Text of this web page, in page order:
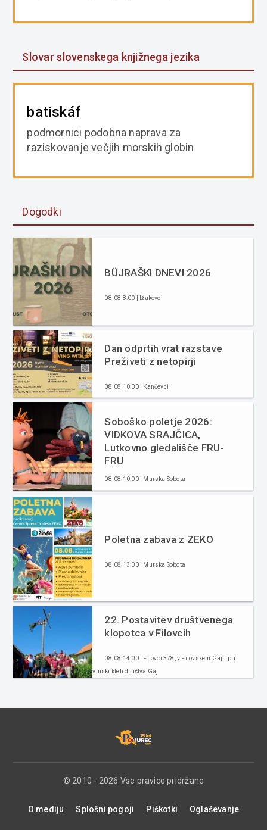
Slovar slovenskega knjižnega jezika
batiskáf
podmornici podobna naprava za
raziskovanje večjih morskih globin
Dogodki
BÜJRAŠKI DNEVI 2026
08.08 8:00 | Ižakovci
Dan odprtih vrat razstave
Preživeti z netopirji
08.08 10:00 | Kančevci
Soboško poletje 2026:
VIDKOVA SRAJČICA,
Lutkovno gledališče FRU-
FRU
08.08 10:00 | Murska Sobota
Poletna zabava z ZEKO
08.08 13:00 | Murska Sobota
22. Postavitev društvenega
klopotca v Filovcih
08.08 14:00 | Filovci 378, v Filovskem Gaju pri
vinski kleti društva Gaj
© 2010 - 2026 Vse pravice pridržane
O mediju Splošni pogoji Piškotki Oglaševanje